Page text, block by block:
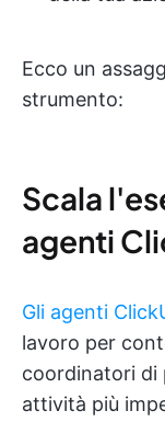
Ecco un
strumento:
Scala
agenti
Gli agenti
lavoro per
coordinatori di
attività più